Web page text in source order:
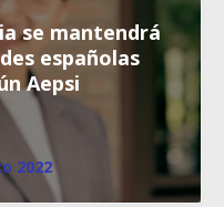
se mantendrá
españolas
Aepsi
2022